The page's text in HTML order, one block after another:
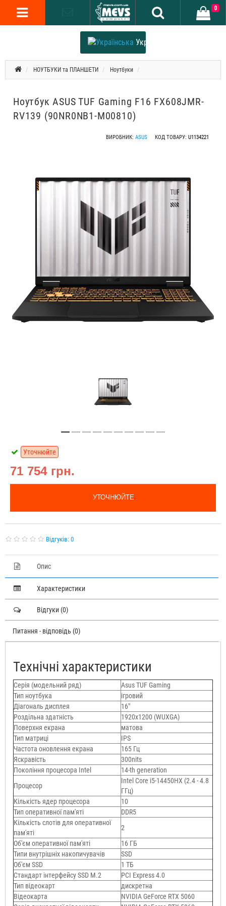
Українська
0
НОУТБУКИ та ПЛАНШЕТИ Ноутбуки
Ноутбук ASUS TUF Gaming F16 FX608JMR-
RV139 (90NR0NB1-M00810)
ВИРОБНИК: ASUS КОД ТОВАРУ: U1134221
71 754 грн.
Уточнюйте
УТОЧНЮЙТЕ
Відгуків: 0
Опис
Характеристики
Відгуки (0)
Питання - відповідь (0)
Технічні характеристики
Серія (модельний ряд)
Asus TUF Gaming
Тип ноутбука
ігровий
Діагональ дисплея
16"
Роздільна здатність
1920x1200 (WUXGA)
Поверхня екрана
матова
Тип матриці
IPS
Частота оновлення екрана
165 Гц
Яскравість
300nits
Покоління процесора Intel
14-th generation
Процесор
Intel Core i5-14450HX (2.4 - 4.8
ГГц)
Кількість ядер процесора
10
Тип оперативної пам'яті
DDR5
Кількість слотів для оперативної
пам'яті
2
Об'єм оперативної пам'яті
16 ГБ
Типи внутрішніх накопичувачів
SSD
Об'єм SSD
1 ТБ
Стандарт інтерфейсу SSD M.2
PCI Express 4.0
Тип відеокарт
дискретна
Відеокарта
NVIDIA GeForce RTX 5060